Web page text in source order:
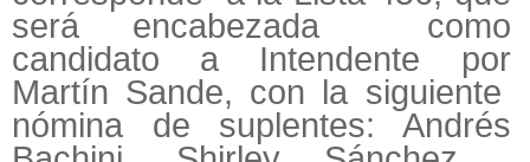
será encabezada como
candidato a Intendente por
Martín Sande, con la siguiente
nómina de suplentes: Andrés